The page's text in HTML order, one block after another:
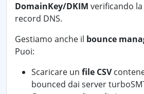
DomainKey/DKIM verificando
record DNS.
Gestiamo anche il bounce
Puoi:
Scaricare un file CSV
bounced dai server